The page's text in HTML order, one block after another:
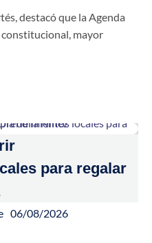
destacó que la Agenda
mayor
para regalar
06/08/2026